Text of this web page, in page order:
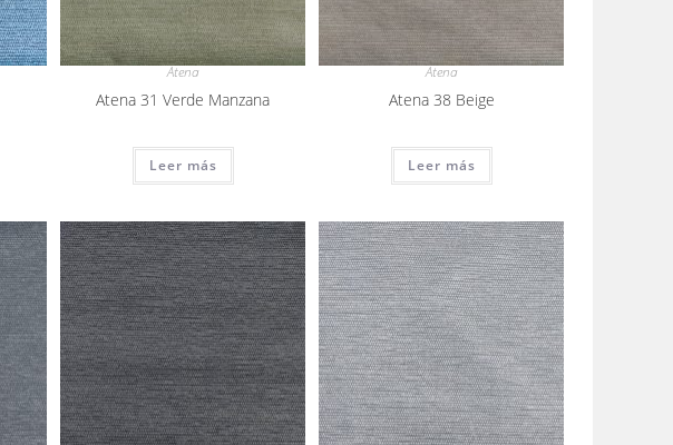
Atena
Atena 31 Verde Manzana
Leer más
Atena
Atena 38 Beige
Leer más